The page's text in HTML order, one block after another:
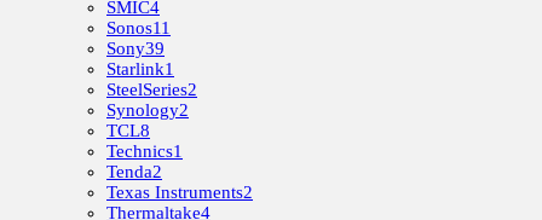
SMIC4
Sonos11
Sony39
Starlink1
SteelSeries2
Synology2
TCL8
Technics1
Tenda2
Texas Instruments2
Thermaltake4